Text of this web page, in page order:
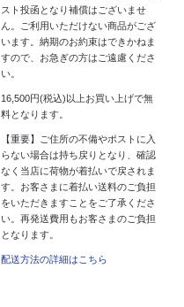
スト投函となり補償はございませ
ん。ご利用いただけない商品がござ
います。納期のお約束はできかねま
すので、お急ぎの方はご遠慮くださ
い。
16,500円(税込)以上お買い上げで無
料となります。
【重要】ご住所の不備やポストに入
らない場合は持ち戻りとなり、確認
なく当店に荷物が着払いで戻されま
す。お客さまに着払い送料のご負担
をいただきますことをご了承くださ
い。再発送費用もお客さまのご負担
となります。
配送方法の詳細はこちら